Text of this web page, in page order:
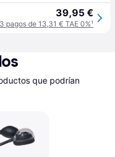
39,95 €
pagos de 13,31 € TAE 0%¹
que podrían